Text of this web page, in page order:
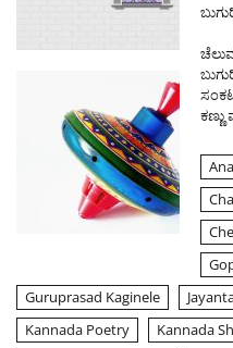
Guruprasad Kaginele
Kannada Poetry
Kannada